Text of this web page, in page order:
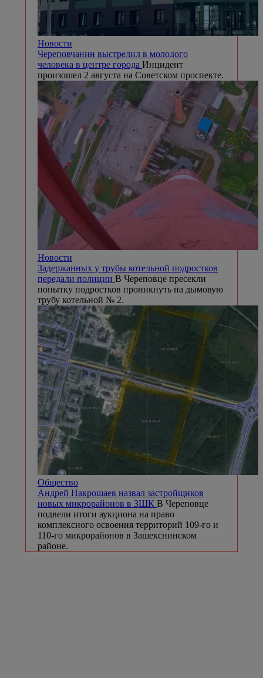
Новости
Череповчанин выстрелил в молодого
человека в центре города Инцидент
произошел 2 августа на Советском проспекте.
Новости
Задержанных у трубы котельной подростков
передали полиции В Череповце пресекли
попытку подростков проникнуть на дымовую
трубу котельной № 2.
Общество
Андрей Накрошаев назвал застройщиков
новых микрорайонов в ЗШК В Череповце
подвели итоги аукциона на право
комплексного освоения территорий 109-го и
110-го микрорайонов в Зашекснинском
районе.